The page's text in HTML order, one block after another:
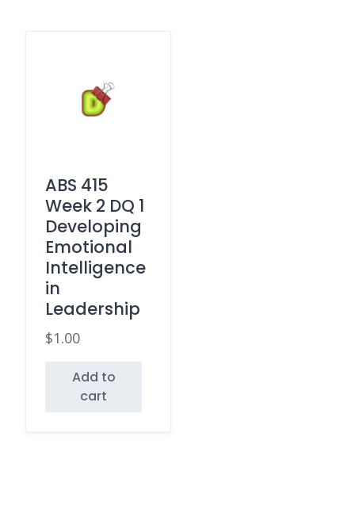
ABS 415
Week 2 DQ 1
Developing
Emotional
Intelligence
in
Leadership
$1.00
Add to
cart